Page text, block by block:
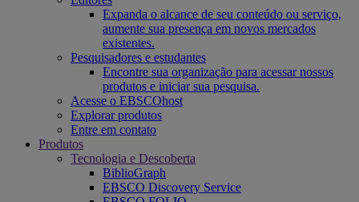
Expanda o alcance de seu conteúdo ou serviço,
aumente sua presença em novos mercados
existentes.
Pesquisadores e estudantes
Encontre sua organização para acessar nossos
produtos e iniciar sua pesquisa.
Acesse o EBSCOhost
Explorar produtos
Entre em contato
Produtos
Tecnologia e Descoberta
BiblioGraph
EBSCO Discovery Service